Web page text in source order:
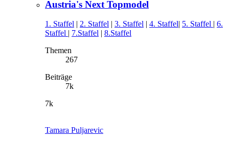
Austria's Next Topmodel
1. Staffel | 2. Staffel | 3. Staffel | 4. Staffel| 5. Staffel | 6.
Staffel | 7.Staffel | 8.Staffel
Themen
267
Beiträge
7k
7k
Tamara Puljarevic